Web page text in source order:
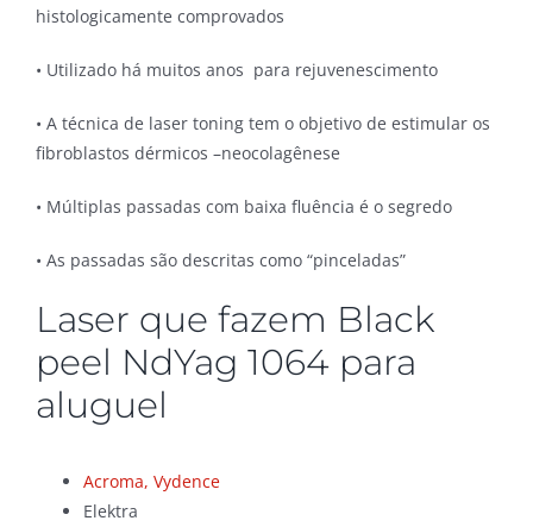
histologicamente comprovados
• Utilizado há muitos anos para rejuvenescimento
• A técnica de laser toning tem o objetivo de estimular os
fibroblastos dérmicos –neocolagênese
• Múltiplas passadas com baixa fluência é o segredo
• As passadas são descritas como “pinceladas”
Laser que fazem Black
peel NdYag 1064 para
aluguel
Acroma, Vydence
Elektra